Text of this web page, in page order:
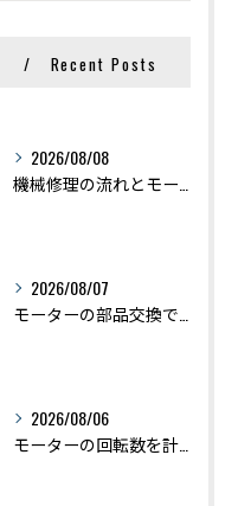
Recent Posts
2026/08/08
2026/08/07
2026/08/06